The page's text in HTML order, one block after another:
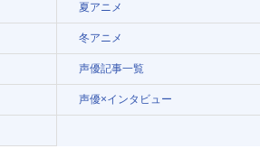
夏アニメ
冬アニメ
声優記事一覧
声優×インタビュー